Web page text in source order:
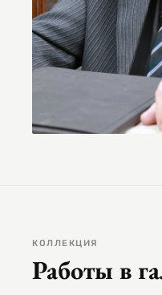
КОЛЛЕКЦИЯ
Работы в